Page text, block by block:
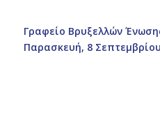
Γραφείο Βρυξελλών
Παρασκευή, 8